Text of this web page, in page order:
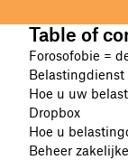
Table of
Forosofobie =
Belastingdienst
Hoe u uw
Dropbox
Hoe u
Beheer